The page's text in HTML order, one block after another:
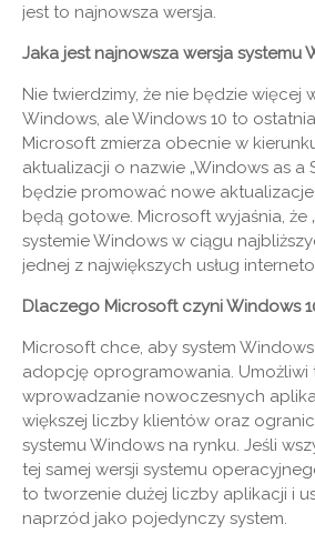
jest to najnowsza wersja.
Jaka jest najnowsza wersja systemu
Nie twierdzimy, że nie będzie więcej
Windows, ale Windows 10 to
Microsoft zmierza obecnie w
aktualizacji o nazwie „Windows as a
będzie promować nowe
będą gotowe. Microsoft wyjaśnia, że
systemie Windows w ciągu
jednej z największych usług
Dlaczego Microsoft czyni Windows
Microsoft chce, aby system Windows
adopcję oprogramowania. Umożliwi
wprowadzanie nowoczesnych
większej liczby klientów oraz
systemu Windows na rynku. Jeśli
tej samej wersji systemu
to tworzenie dużej liczby aplikacji i
naprzód jako pojedynczy system.